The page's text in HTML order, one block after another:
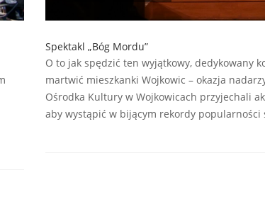
Spektakl „Bóg Mordu”
O to jak spędzić ten wyjątkowy, dedykowany
martwić mieszkanki Wojkowic – okazja
Ośrodka Kultury w Wojkowicach przyjechali
aby wystąpić w bijącym rekordy popularności